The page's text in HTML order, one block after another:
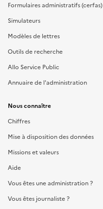
Formulaires administratifs (cerfas)
Simulateurs
Modèles de lettres
Outils de recherche
Allo Service Public
Annuaire de l'administration
Nous connaître
Chiffres
Mise à disposition des données
Missions et valeurs
Aide
Vous êtes une administration ?
Vous êtes journaliste ?